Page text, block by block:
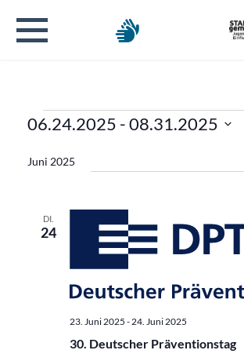
Veranstaltungen
06.24.2025 - 08.31.2025
wählen.
Juni 2025
DI.
24
30. Deutscher Präventionstag
23. Juni 2025 - 24. Juni 2025